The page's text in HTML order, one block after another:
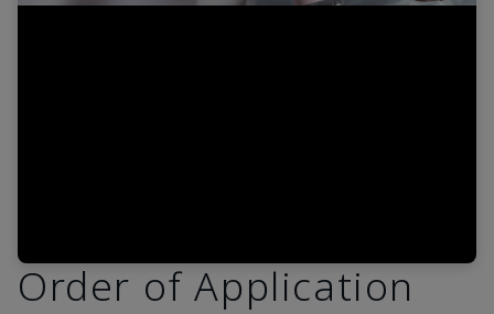
Order of Application